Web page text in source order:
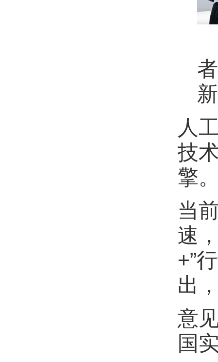
人
技
擎
当
速
+”
出
意
国